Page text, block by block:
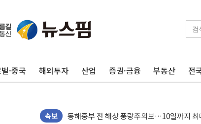
·중국 해외투자 산업 증권·금융 부동산 전
속보
추미애, '위안부' 피해자 기림의 날 참석..."
인천서 말다툼 중 어머니 흉기 살해 10대 아
'화합' 꺼낸 김민석에 '뻔뻔' 받아친 정청래
동해중부 전 해상 풍랑주의보…10일까지 최